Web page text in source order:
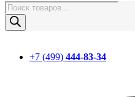
Поиск
товаров
+7 (499) 444-83-34